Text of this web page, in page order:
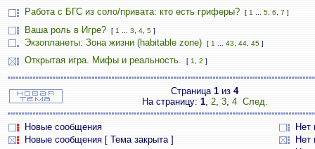
Работа с БГС из соло/привата: кто есть гриферы?
[ 1 5 6 7 ]
Ваша роль в Игре? [ 1 3 4 5 ]
Экзопланеты: Зона жизни (habitable zone) [ 1 43 44 45 ]
Открытая игра. Мифы и реальность. [ 1 2 ]
Страница 1 из 4
На страницу: 1, 2, 3, 4 След.
Новые сообщения
Нет
Новые сообщения [ Тема закрыта ]
Нет